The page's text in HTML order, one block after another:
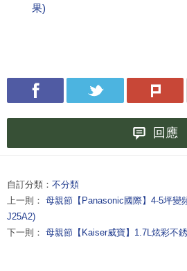
果)
回應
自訂分類： 不分類
上一則： 母親節【Panasonic國際】4-5坪變
J25A2)
下一則： 母親節【Kaiser威寶】1.7L炫彩不